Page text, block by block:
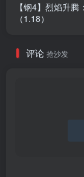
【钢4】烈焰升腾
（1.18）
评论 抢沙发